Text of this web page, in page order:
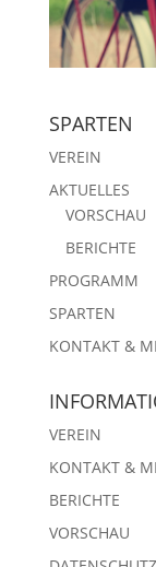
SPARTEN
VEREIN
AKTUELLES
VORSCHAU
BERICHTE
PROGRAMM
SPARTEN
KONTAKT &
VEREIN
KONTAKT &
BERICHTE
VORSCHAU